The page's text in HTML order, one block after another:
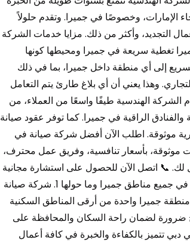
الإمارات، وخصوصًا في جميرا. وتقدم حلولاً
التجديد، وأكثر من ذلك. مزايا خدمات الشركة
تغطية سريعة في جميرا ومحيطها كونها
إلى أي منطقة داخل جميرا، بما في ذلك
التجاري. وهذا يعني أن أي بلاغ طارئ يتم التعامل
الهندسية طيفًا واسعًا من العملاء، من
والفنادق الراقية في جميرا. كما توفر عقود صيانة
موثوقة. اطلب الآن أفضل شركة صيانة في
بأسعار تنافسية، وفريق عمل محترف،
لك. 📞 اتصل الآن للحصول على استشارة مجانية
أو تحديد موعد للزيارة الميدانية.🌐 موقعنا الإلكتروني:📍 نخدمك في جميع مناطق جميرا وما حولها 1. شركة صيانة
جميرا واحدة من أرقى المناطق السكنية
لضمان راحة السكان والمحافظة على
دبي تتميز بالكفاءة والخبرة في كافة أعمال